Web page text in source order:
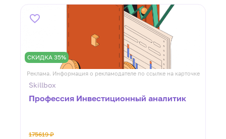
СКИДКА 35%
Реклама. Информация о рекламодателе по ссылке на карточке
Skillbox
Профессия Инвестиционный аналитик
175619 ₽